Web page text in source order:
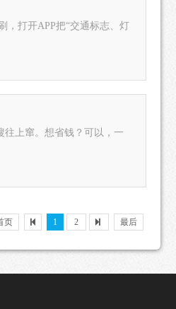
，打开APP把“交通标志、灯
往上窜。想省钱？可以，一
页 1 2 最后